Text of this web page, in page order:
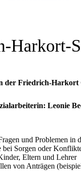
Harkort-
der Friedrich-Harkort
Leonie
und Problemen in
bei Sorgen oder
Eltern und Lehrer
von Anträgen